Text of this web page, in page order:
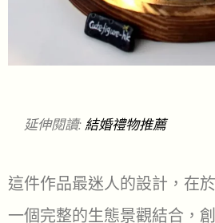
延伸閱讀: 結婚禮物推薦
這件作品最迷人的設計，在
一個完整的生態景觀結合，